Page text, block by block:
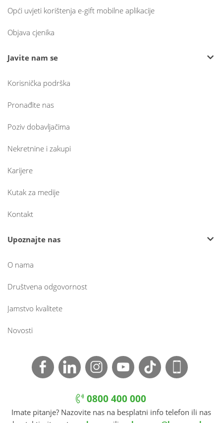
Opći uvjeti korištenja e-gift mobilne aplikacije
Objava cjenika
Javite nam se
Korisnička podrška
Pronađite nas
Poziv dobavljačima
Nekretnine i zakupi
Karijere
Kutak za medije
Kontakt
Upoznajte nas
O nama
Društvena odgovornost
Jamstvo kvalitete
Novosti
0800 400 000
Imate pitanje? Nazovite nas na besplatni info telefon ili nas